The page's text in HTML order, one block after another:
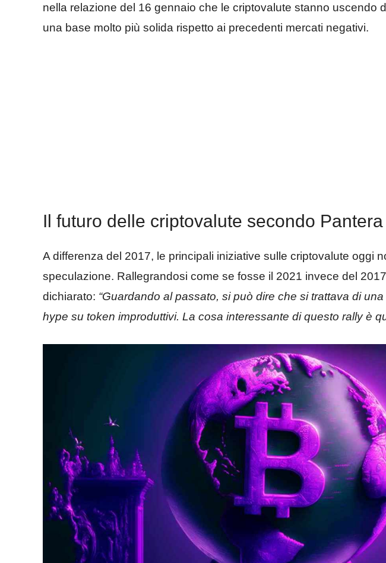
nella relazione del 16 gennaio che le criptovalute stanno uscendo
una base molto più solida rispetto ai precedenti mercati negativi.
Il futuro delle criptovalute secondo Pantera
A differenza del 2017, le principali iniziative sulle criptovalute oggi
speculazione. Rallegrandosi come se fosse il 2021 invece del 2017
dichiarato: “Guardando al passato, si può dire che si trattava di
hype su token improduttivi. La cosa interessante di questo rally è